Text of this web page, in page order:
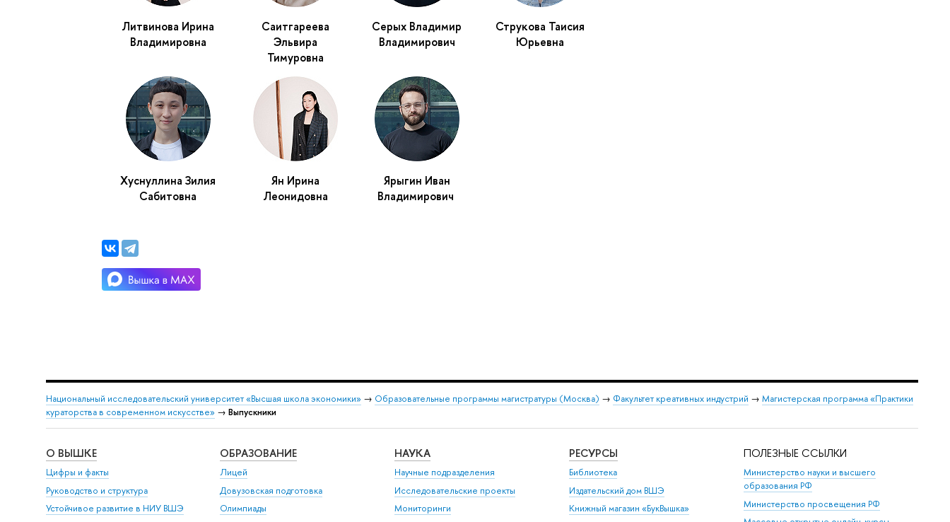
Литвинова Ирина
Владимировна
Саитгареева
Эльвира
Тимуровна
Серых Владимир
Владимирович
Струкова Таисия
Юрьевна
Хуснуллина Зилия
Сабитовна
Ян Ирина
Леонидовна
Ярыгин Иван
Владимирович
Национальный исследовательский университет «Высшая школа экономики» → Образовательные программы магистратуры (Москва) → Факультет креативных индустрий → Магистерская программа «Практики
кураторства в современном искусстве» → Выпускники
О ВЫШКЕ
Цифры и факты
Руководство и структура
Устойчивое развитие в НИУ ВШЭ
ОБРАЗОВАНИЕ
Лицей
Довузовская подготовка
Олимпиады
НАУКА
Научные подразделения
Исследовательские проекты
Мониторинги
РЕСУРСЫ
Библиотека
Издательский дом ВШЭ
Книжный магазин «БукВышка»
ПОЛЕЗНЫЕ ССЫЛКИ
Министерство науки и высшего
образования РФ
Министерство просвещения РФ